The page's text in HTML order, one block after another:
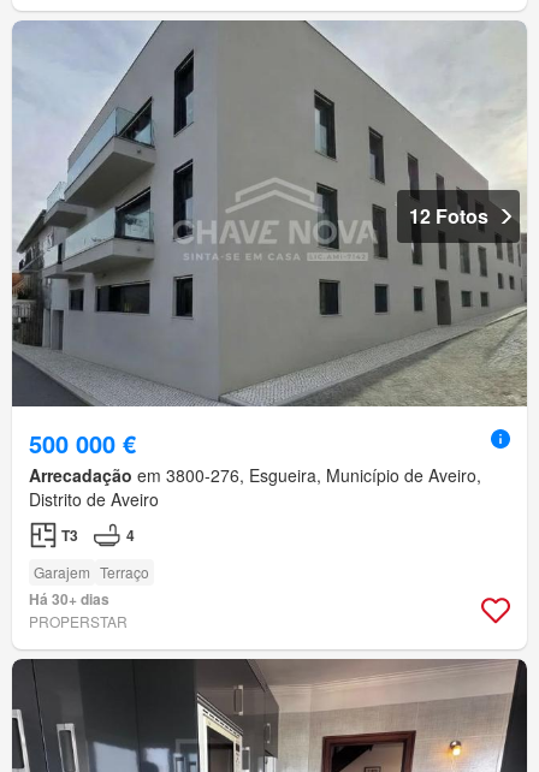
12 Fotos
500 000 €
Arrecadação em 3800-276, Esgueira, Município de Aveiro,
Distrito de Aveiro
T3 4
Garajem Terraço
Há 30+ dias
PROPERSTAR